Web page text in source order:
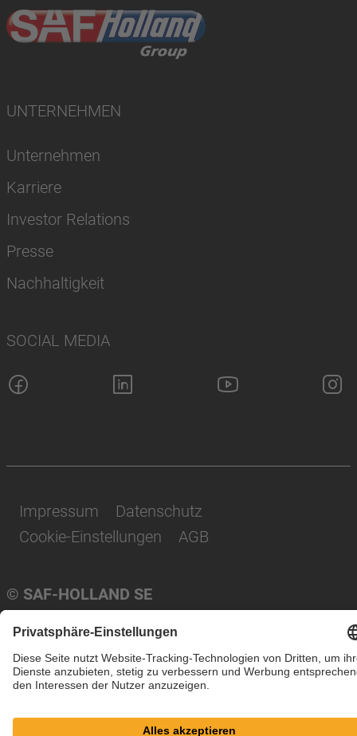
UNTERNEHMEN
Unternehmen
Karriere
Investor Relations
Presse
Nachhaltigkeit
SOCIAL MEDIA
© SAF-HOLLAND SE
Impressum
Datenschutz
Cookie-Einstellungen
AGB